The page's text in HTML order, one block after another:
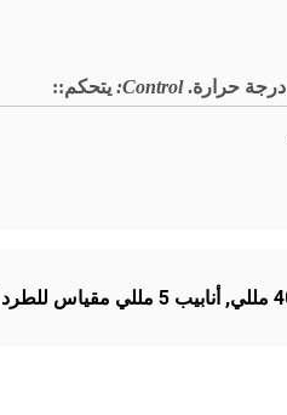
درجة حرارة. Control: يتحكم::
, أنابيب 5 مللي مقياس للطرد المركزي